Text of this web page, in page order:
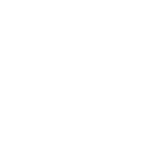
sicherstellen sollen, dass
wird.
prüfen und
oder nicht, ob jene zu
Handlungen verpflichtet
Stolpersteine auf.